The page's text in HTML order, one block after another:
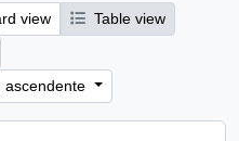
view
Table view
ascendente